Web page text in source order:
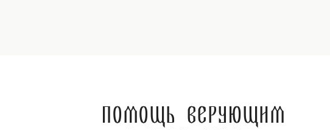
Помощь верующим